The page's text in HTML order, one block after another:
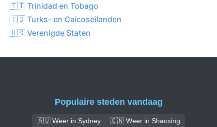
🇹🇹 Trinidad en Tobago
🇹🇨 Turks- en Caicoseilanden
🇺🇸 Verenigde Staten
Populaire steden vandaag
🇦🇺 Weer in Sydney
🇨🇳 Weer in Shaoxing